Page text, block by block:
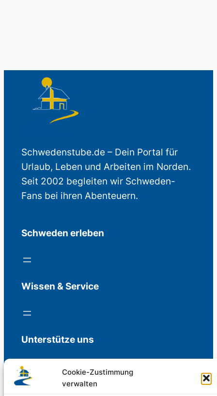
Cookie-Zustimmung
verwalten
Schwedenstube.de – Dein Portal für
Urlaub, Leben und Arbeiten im Norden.
Seit 2002 begleiten wir Schweden-
Fans bei ihren Abenteuern.
Schweden erleben
Wissen & Service
Unterstütze uns
Freiwillige Spenden für die Aufrechterhaltung